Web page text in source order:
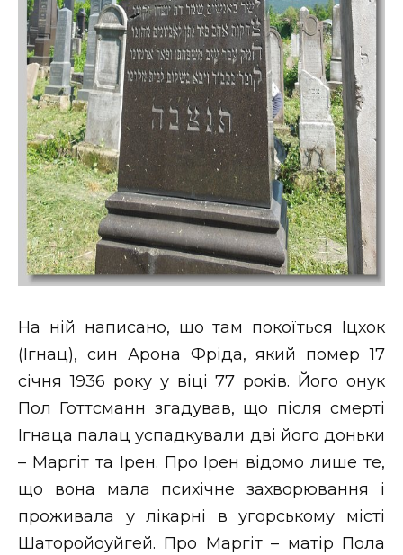
На ній написано, що там покоїться Іцхок
(Ігнац), син Арона Фріда, який помер 17
січня 1936 року у віці 77 років. Його онук
Пол Готтсманн згадував, що після смерті
Ігнаца палац успадкували дві його доньки
– Маргіт та Ірен. Про Ірен відомо лише те,
що вона мала психічне захворювання і
проживала у лікарні в угорському місті
Шаторойоуйгей. Про Маргіт – матір Пола